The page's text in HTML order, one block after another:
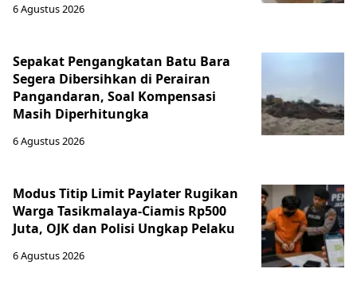
6 Agustus 2026
Sepakat Pengangkatan Batu Bara
Segera Dibersihkan di Perairan
Pangandaran, Soal Kompensasi
Masih Diperhitungka
6 Agustus 2026
Modus Titip Limit Paylater Rugikan
Warga Tasikmalaya-Ciamis Rp500
Juta, OJK dan Polisi Ungkap Pelaku
6 Agustus 2026